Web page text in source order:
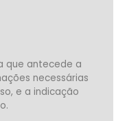
que antecede a
necessárias
e a indicação